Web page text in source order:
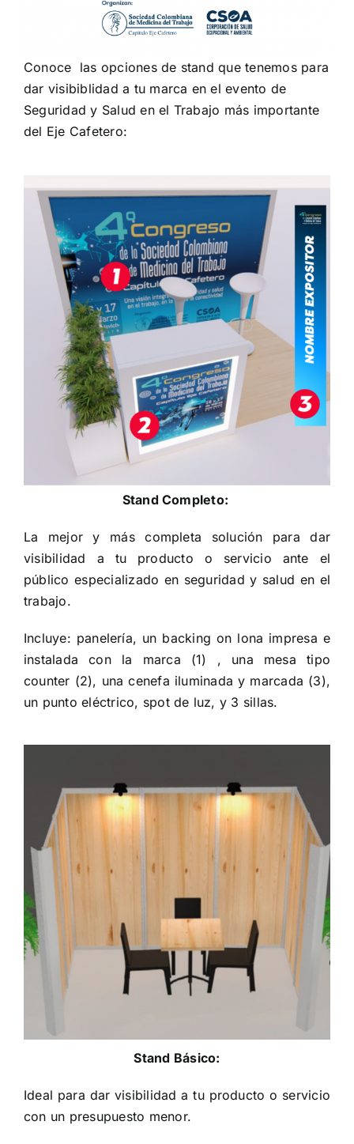
Conoce las opciones de stand que tenemos para
dar visibiblidad a tu marca en el evento de
Seguridad y Salud en el Trabajo más importante
del Eje Cafetero:
Stand Completo:
La mejor y más completa solución para dar
visibilidad a tu producto o servicio ante el
público especializado en seguridad y salud en el
trabajo.
Incluye: panelería, un backing on lona impresa e
instalada con la marca (1) , una mesa tipo
counter (2), una cenefa iluminada y marcada (3),
un punto eléctrico, spot de luz, y 3 sillas.
Stand Básico:
Ideal para dar visibilidad a tu producto o servicio
con un presupuesto menor.